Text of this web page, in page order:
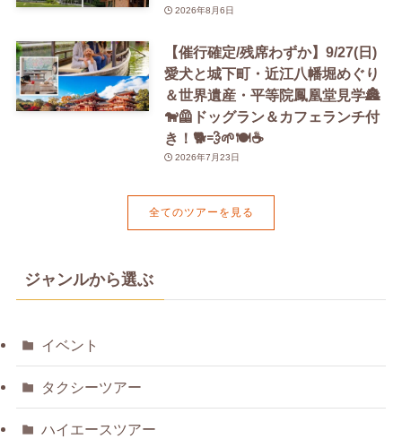
2026年8月6日
【催行確定/残席わずか】9/27(日)
愛犬と城下町・近江八幡堀めぐり
＆世界遺産・平等院鳳凰堂見学🏯
🐕‍🦺ドッグラン＆カフェランチ付
き！🐕💨🌱🍽️☕️
2026年7月23日
全てのツアーを見る
ジャンルから選ぶ
イベント
タクシーツアー
ハイエースツアー